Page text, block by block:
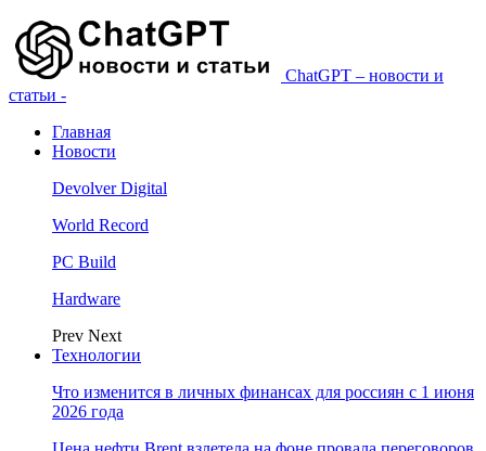
ChatGPT – новости и
статьи -
Главная
Новости
Devolver Digital
World Record
PC Build
Hardware
Prev Next
Технологии
Что изменится в личных финансах для россиян с 1 июня
2026 года